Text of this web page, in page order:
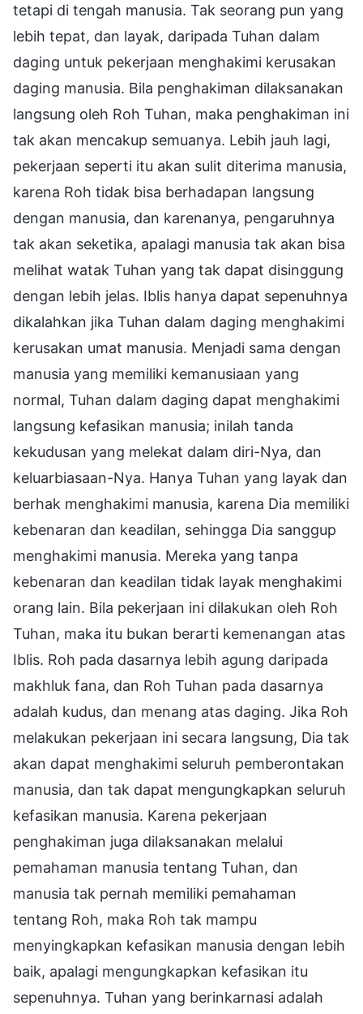
tetapi di tengah manusia. Tak seorang pun yang
lebih tepat, dan layak, daripada Tuhan dalam
daging untuk pekerjaan menghakimi kerusakan
daging manusia. Bila penghakiman dilaksanakan
langsung oleh Roh Tuhan, maka penghakiman ini
tak akan mencakup semuanya. Lebih jauh lagi,
pekerjaan seperti itu akan sulit diterima manusia,
karena Roh tidak bisa berhadapan langsung
dengan manusia, dan karenanya, pengaruhnya
tak akan seketika, apalagi manusia tak akan bisa
melihat watak Tuhan yang tak dapat disinggung
dengan lebih jelas. Iblis hanya dapat sepenuhnya
dikalahkan jika Tuhan dalam daging menghakimi
kerusakan umat manusia. Menjadi sama dengan
manusia yang memiliki kemanusiaan yang
normal, Tuhan dalam daging dapat menghakimi
langsung kefasikan manusia; inilah tanda
kekudusan yang melekat dalam diri-Nya, dan
keluarbiasaan-Nya. Hanya Tuhan yang layak dan
berhak menghakimi manusia, karena Dia memiliki
kebenaran dan keadilan, sehingga Dia sanggup
menghakimi manusia. Mereka yang tanpa
kebenaran dan keadilan tidak layak menghakimi
orang lain. Bila pekerjaan ini dilakukan oleh Roh
Tuhan, maka itu bukan berarti kemenangan atas
Iblis. Roh pada dasarnya lebih agung daripada
makhluk fana, dan Roh Tuhan pada dasarnya
adalah kudus, dan menang atas daging. Jika Roh
melakukan pekerjaan ini secara langsung, Dia tak
akan dapat menghakimi seluruh pemberontakan
manusia, dan tak dapat mengungkapkan seluruh
kefasikan manusia. Karena pekerjaan
penghakiman juga dilaksanakan melalui
pemahaman manusia tentang Tuhan, dan
manusia tak pernah memiliki pemahaman
tentang Roh, maka Roh tak mampu
menyingkapkan kefasikan manusia dengan lebih
baik, apalagi mengungkapkan kefasikan itu
sepenuhnya. Tuhan yang berinkarnasi adalah